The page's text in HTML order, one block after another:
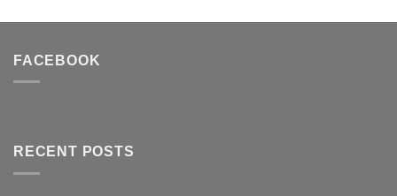
FACEBOOK
RECENT POSTS